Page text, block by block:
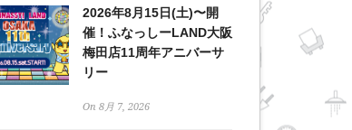
2026年8月15日(土)〜開
催！ふなっしーLAND大阪
梅田店11周年アニバーサ
リー
On 8月 7, 2026